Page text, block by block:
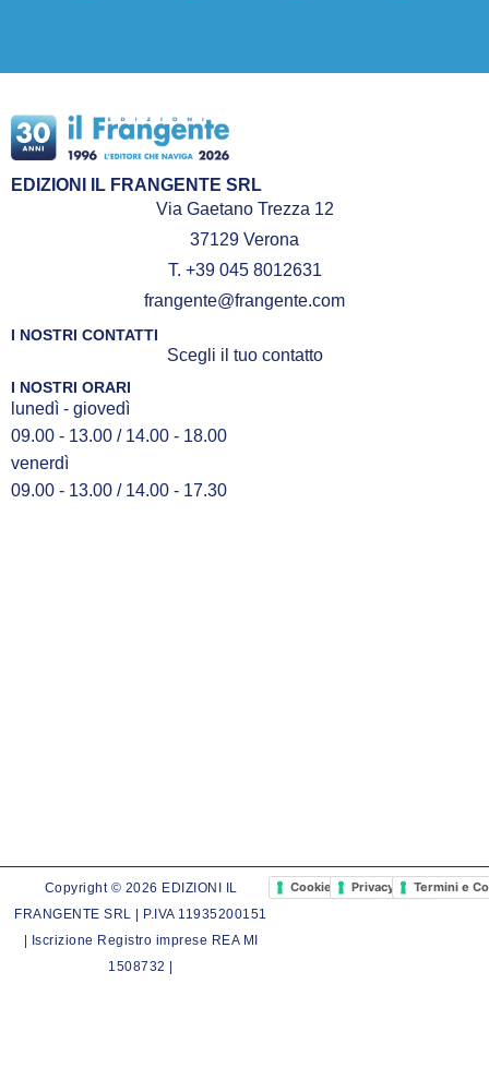
EDIZIONI IL FRANGENTE SRL
Via Gaetano Trezza 12
37129 Verona
T. +39 045 8012631
frangente@frangente.com
I NOSTRI CONTATTI
Scegli il tuo contatto
I NOSTRI ORARI
lunedì - giovedì
09.00 - 13.00 / 14.00 - 18.00
venerdì
09.00 - 13.00 / 14.00 - 17.30
Copyright © 2026 EDIZIONI IL
FRANGENTE SRL | P.IVA 11935200151
| Iscrizione Registro imprese REA MI
1508732 |
Cookie PolicyPrivacy PolicyTermini e